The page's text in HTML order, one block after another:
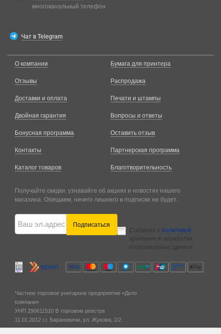
многоканальный телефон
Чат в Telegram
О компании
Отзывы
Доставки и оплата
Двойная гарантия
Бонусная программа
Контакты
Каталог товаров
Бумага для принтера
Распродажа
Печати и штампы
Вопросы и ответы
Оставить отзыв
Партнерская программа
Благотворительность
Получайте скидки, узнавайте об акциях и новостях нашего
магазина. Обещаем, ничего лишнего в подписке не будет.
Подписаться
Согласие с политикой
хранения и обработки
персональных данных
Частное торговое унитарное предприятие «Дело
компани»
УНП 290611520 В торговом реестре
11.01.2012 г. г. Барановичи, ул. Жукова, 2/2.